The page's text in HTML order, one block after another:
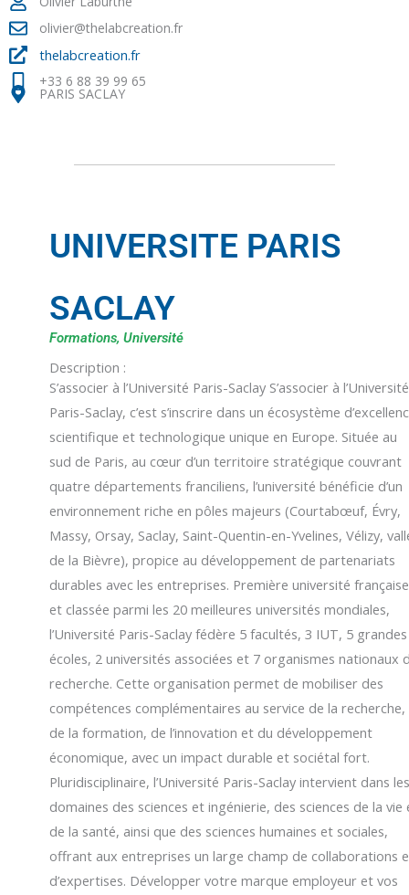
olivier@thelabcreation.fr
thelabcreation.fr
+33 6 88 39 99 65
PARIS SACLAY
UNIVERSITE PARIS
SACLAY
Formations, Université
Description :
S’associer à l’Université Paris-Saclay S’associer à l’Université
Paris-Saclay, c’est s’inscrire dans un écosystème
scientifique et technologique unique en Europe. Située au
sud de Paris, au cœur d’un territoire stratégique couvrant
quatre départements franciliens, l’université bénéficie d’un
environnement riche en pôles majeurs (Courtabœuf, Évry,
Massy, Orsay, Saclay, Saint-Quentin-en-Yvelines, Vélizy,
de la Bièvre), propice au développement de partenariats
durables avec les entreprises. Première université française
et classée parmi les 20 meilleures universités mondiales,
l’Université Paris-Saclay fédère 5 facultés, 3 IUT, 5 grandes
écoles, 2 universités associées et 7 organismes nationaux
recherche. Cette organisation permet de mobiliser des
compétences complémentaires au service de la recherche,
de la formation, de l’innovation et du développement
économique, avec un impact durable et sociétal fort.
Pluridisciplinaire, l’Université Paris-Saclay intervient dans
domaines des sciences et ingénierie, des sciences de la vie
de la santé, ainsi que des sciences humaines et sociales,
offrant aux entreprises un large champ de collaborations
d’expertises. Développer votre marque employeur et vos